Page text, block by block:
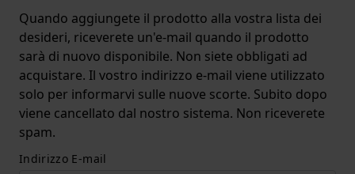
Quando aggiungete il prodotto alla vostra lista dei
desideri, riceverete un'e-mail quando il prodotto
sarà di nuovo disponibile. Non siete obbligati ad
acquistare. Il vostro indirizzo e-mail viene utilizzato
solo per informarvi sulle nuove scorte. Subito dopo
viene cancellato dal nostro sistema. Non riceverete
spam.
Indirizzo E-mail